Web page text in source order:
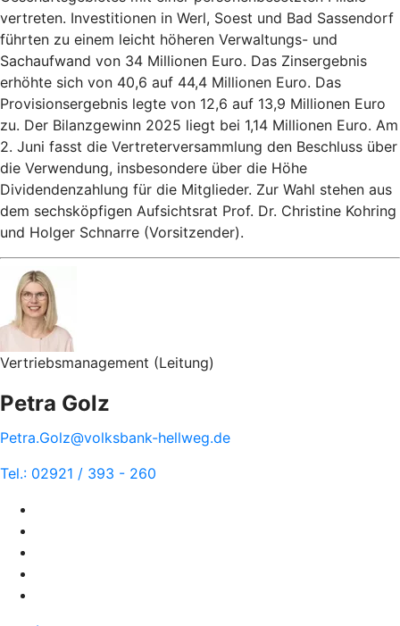
vertreten. Investitionen in Werl, Soest und Bad Sassendorf
führten zu einem leicht höheren Verwaltungs- und
Sachaufwand von 34 Millionen Euro. Das Zinsergebnis
erhöhte sich von 40,6 auf 44,4 Millionen Euro. Das
Provisionsergebnis legte von 12,6 auf 13,9 Millionen Euro
zu. Der Bilanzgewinn 2025 liegt bei 1,14 Millionen Euro. Am
2. Juni fasst die Vertreterversammlung den Beschluss über
die Verwendung, insbesondere über die Höhe
Dividendenzahlung für die Mitglieder. Zur Wahl stehen aus
dem sechsköpfigen Aufsichtsrat Prof. Dr. Christine Kohring
und Holger Schnarre (Vorsitzender).
Vertriebsmanagement (Leitung)
Petra Golz
Petra.Golz@volksbank-hellweg.de
Tel.: 02921 / 393 - 260